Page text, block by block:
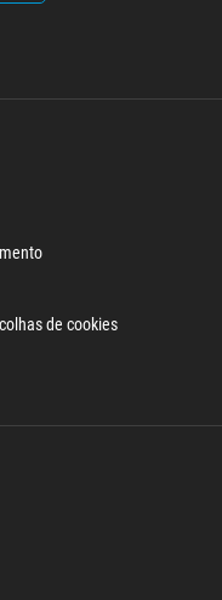
de cookies